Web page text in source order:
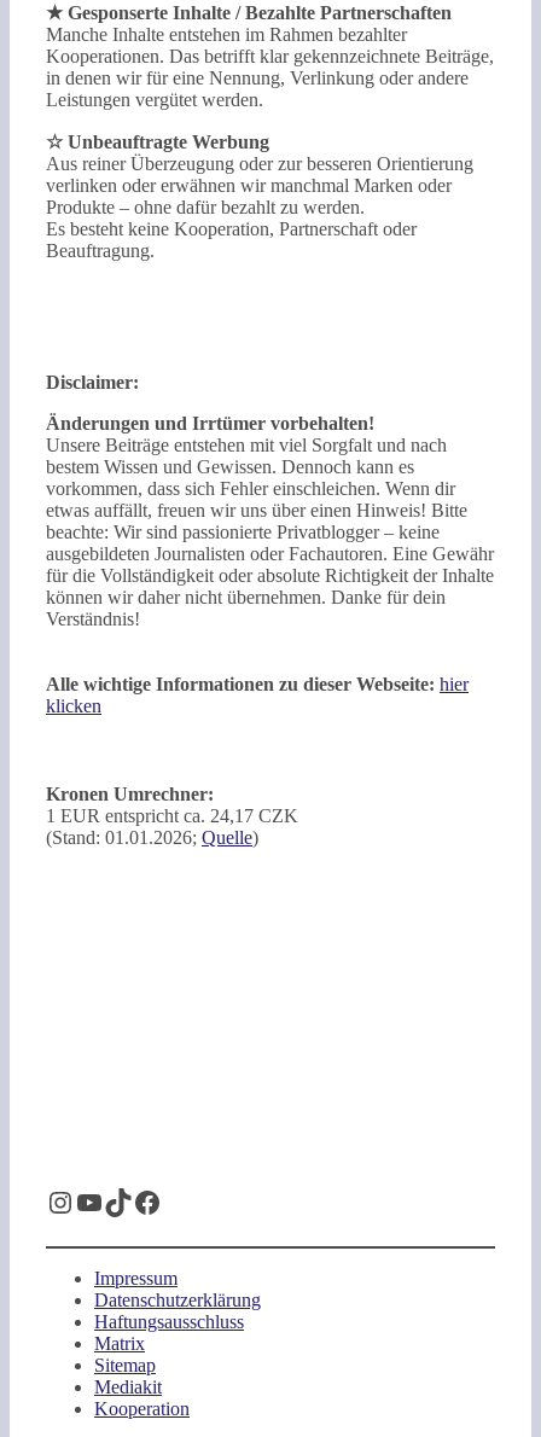
★ Gesponserte Inhalte / Bezahlte Partnerschaften
Manche Inhalte entstehen im Rahmen bezahlter
Kooperationen. Das betrifft klar gekennzeichnete Beiträge,
in denen wir für eine Nennung, Verlinkung oder andere
Leistungen vergütet werden.
☆ Unbeauftragte Werbung
Aus reiner Überzeugung oder zur besseren Orientierung
verlinken oder erwähnen wir manchmal Marken oder
Produkte – ohne dafür bezahlt zu werden.
Es besteht keine Kooperation, Partnerschaft oder
Beauftragung.
Disclaimer:
Änderungen und Irrtümer vorbehalten!
Unsere Beiträge entstehen mit viel Sorgfalt und nach
bestem Wissen und Gewissen. Dennoch kann es
vorkommen, dass sich Fehler einschleichen. Wenn dir
etwas auffällt, freuen wir uns über einen Hinweis! Bitte
beachte: Wir sind passionierte Privatblogger – keine
ausgebildeten Journalisten oder Fachautoren. Eine Gewähr
für die Vollständigkeit oder absolute Richtigkeit der Inhalte
können wir daher nicht übernehmen. Danke für dein
Verständnis!
Alle wichtige Informationen zu dieser Webseite: hier
klicken
Kronen Umrechner:
1 EUR entspricht ca. 24,17 CZK
(Stand: 01.01.2026; Quelle)
Instagram
YouTube
TikTok
Facebook
Impressum
Datenschutzerklärung
Haftungsausschluss
Matrix
Sitemap
Mediakit
Kooperation